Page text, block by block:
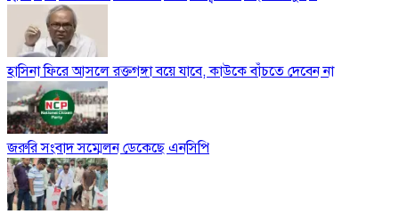
হাসিনা ফিরে আসলে রক্তগঙ্গা বয়ে যাবে, কাউকে বাঁচতে দেবেন না
জরুরি সংবাদ সম্মেলন ডেকেছে এনসিপি